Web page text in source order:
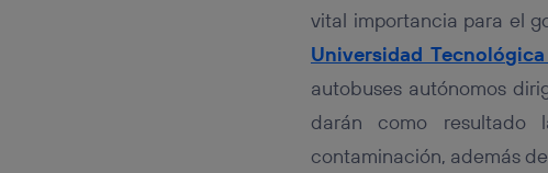
vital importancia para el
Universidad
autobuses autónomos
darán como
contaminación, además